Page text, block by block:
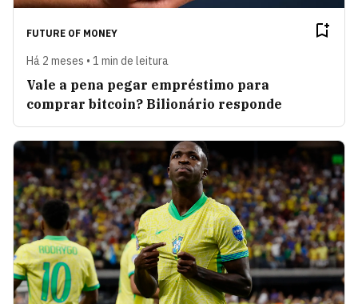
FUTURE OF MONEY
Há 2 meses • 1 min de leitura
Vale a pena pegar empréstimo para
comprar bitcoin? Bilionário responde